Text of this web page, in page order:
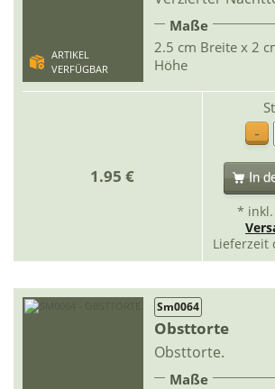
ARTIKEL
VERFÜGBAR
Maße
2.5 cm Breite x 2
Höhe
1.95 €
-
In
* inkl.
Lieferzeit
Sm0064
Obsttorte
Obsttorte.
Maße